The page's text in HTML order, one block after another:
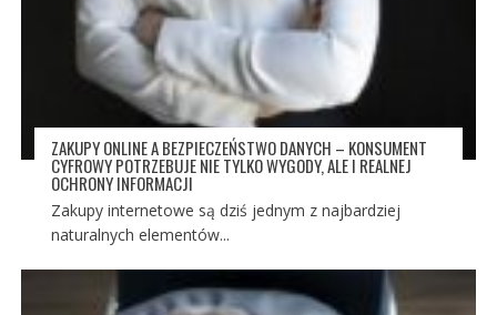
ZAKUPY ONLINE A BEZPIECZEŃSTWO DANYCH – KONSUMENT
CYFROWY POTRZEBUJE NIE TYLKO WYGODY, ALE I REALNEJ
OCHRONY INFORMACJI
Zakupy internetowe są dziś jednym z najbardziej
naturalnych elementów...